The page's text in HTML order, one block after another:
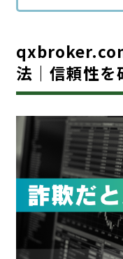
法｜信頼性